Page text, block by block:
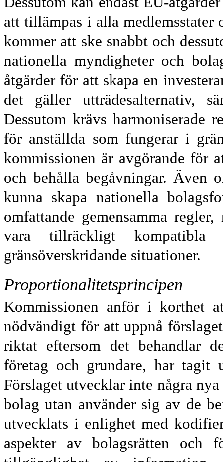
att tillämpas i alla medlemsstater
kommer att ske snabbt och
nationella myndigheter och
åtgärder för att skapa en
det gäller utträdesalternativ,
Dessutom krävs harmoniserade
för anställda som fungerar i
kommissionen är avgörande för
och behålla begåvningar. Även
kunna skapa nationella
omfattande gemensamma
vara tillräckligt
gränsöverskridande situationer.
Proportionalitetsprincipen
Kommissionen anför i korthet
nödvändigt för att uppnå
riktat eftersom det behandlar
företag och grundare, har tagit
Förslaget utvecklar inte några
bolag utan använder sig av de
utvecklats i enlighet med
aspekter av bolagsrätten